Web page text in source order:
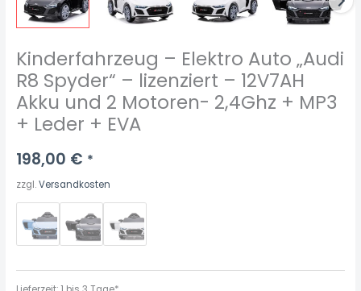
Kinderfahrzeug – Elektro Auto „Audi
R8 Spyder“ – lizenziert – 12V7AH
Akku und 2 Motoren- 2,4Ghz + MP3
+ Leder + EVA
198,00 € *
zzgl.Versandkosten
Motoren-
2,4Ghz
MP3
+
Leder
+
Menge